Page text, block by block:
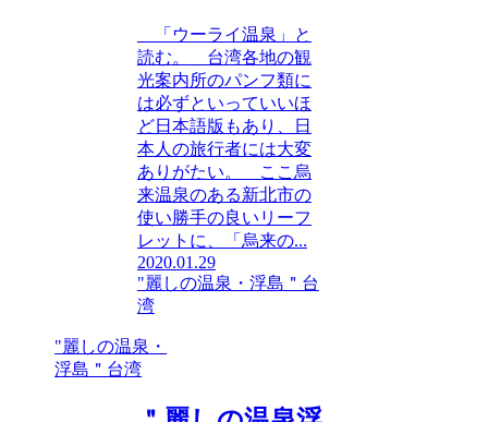
「ウーライ温泉」と
読む。 台湾各地の観
光案内所のパンフ類に
は必ずといっていいほ
ど日本語版もあり、日
本人の旅行者には大変
ありがたい。 ここ烏
来温泉のある新北市の
使い勝手の良いリーフ
レットに、「烏来の...
2020.01.29
"麗しの温泉・浮島＂台
湾
"麗しの温泉・
浮島＂台湾